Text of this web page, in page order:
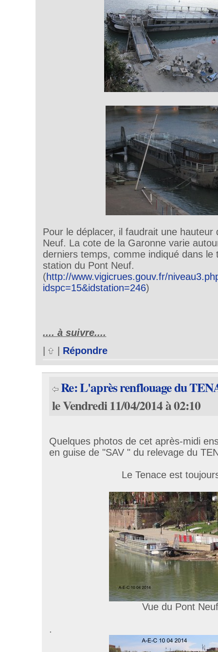
Pour le déplacer, il faudrait une hauteur
Neuf. La cote de la Garonne varie
derniers temps, comme indiqué dans le
station du Pont Neuf.
(http://www.vigicrues.gouv.fr/
idspc=15&idstation=246)
.... à suivre....
|
Répondre
Re: L'après renflouage du
le Vendredi 11/04/2014 à 02:10
Quelques photos de cet après-midi
en guise de "SAV " du relevage du
Le Tenace est
Vue du Pont
.